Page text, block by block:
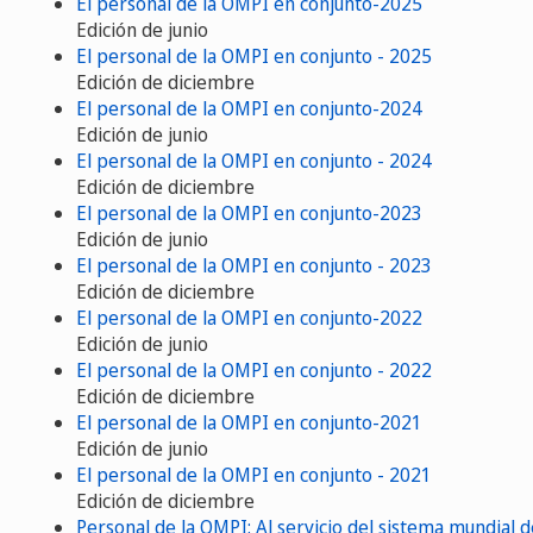
Edición de junio
El personal de la OMPI en conjunto - 2025
Edición de diciembre
El personal de la OMPI en conjunto-2024
Edición de junio
El personal de la OMPI en conjunto - 2024
Edición de diciembre
El personal de la OMPI en conjunto-2023
Edición de junio
El personal de la OMPI en conjunto - 2023
Edición de diciembre
El personal de la OMPI en conjunto-2022
Edición de junio
El personal de la OMPI en conjunto - 2022
Edición de diciembre
El personal de la OMPI en conjunto-2021
Edición de junio
El personal de la OMPI en conjunto - 2021
Edición de diciembre
Personal de la OMPI: Al servicio del sistema mundial